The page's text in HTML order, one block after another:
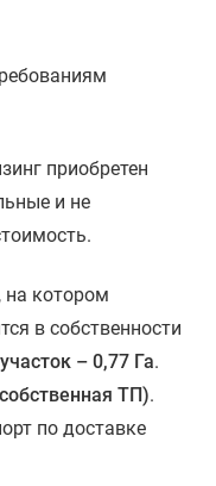
приобретен
и не
, на котором
в собственности
– 0,77 Га.
ТП).
по доставке